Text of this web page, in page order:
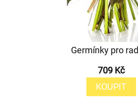
Germínky pro
709 Kč
KOUPIT